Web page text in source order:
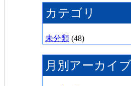
カテゴリ
未分類(48)
月別アーカイブ